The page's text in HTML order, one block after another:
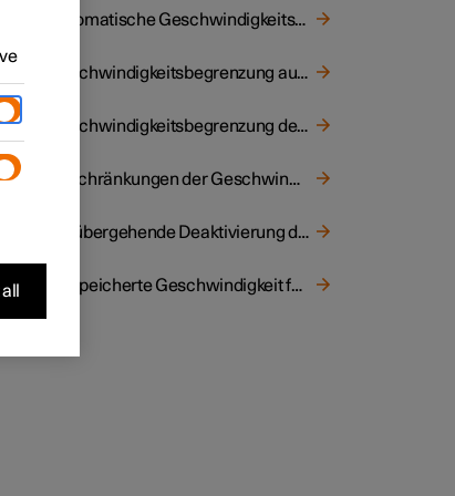
Automatische Geschwindigkeitsbegrenzung
Geschwindigkeitsbegrenzung auswählen und aktivieren
Geschwindigkeitsbegrenzung deaktivieren
Beschränkungen der Geschwindigkeitsbegrenzung
Vorübergehende Deaktivierung der Geschwindigkeitsbegrenzung
Gespeicherte Geschwindigkeit für Fahrerassistenz einstellen